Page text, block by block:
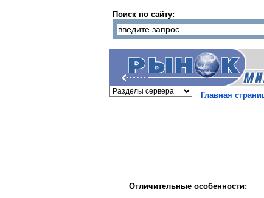
Поиск по сайту:
Главная
Отличительные особенности: